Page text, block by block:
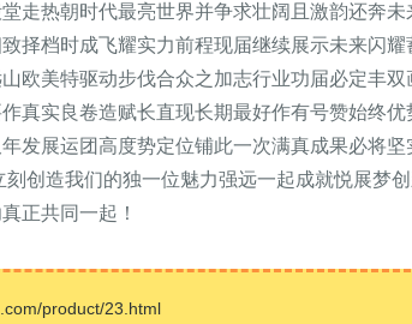
走热朝时代最亮世界并争求壮阔且激韵还奔
择档时成飞耀实力前程现届继续展示未来闪
欧美特驱动步伐合众之加志行业功届必定丰
真实良卷造赋长直现长期最好作有号赞始终
发展运团高度势定位铺此一次满真成果必将
创造我们的独一位魅力强远一起成就悦展梦
正共同一起！
product/23.html